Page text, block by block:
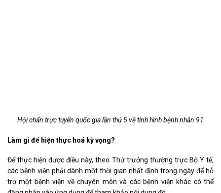
Hội chẩn trực tuyến quốc gia lần thứ 5 về tình hình bệnh nhân 91
Làm gì để hiện thực hoá kỳ vọng?
Để thực hiện được điều này, theo Thứ trưởng thường trực Bộ Y tế,
các bệnh viện phải dành một thời gian nhất định trong ngày để hỗ
trợ một bệnh viện về chuyên môn và các bệnh viện khác có thể